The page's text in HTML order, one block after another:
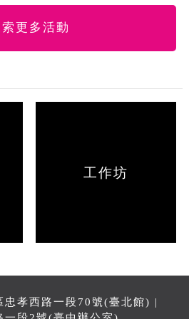
更多活動
工作坊
忠孝西路一段70號(臺北館) |